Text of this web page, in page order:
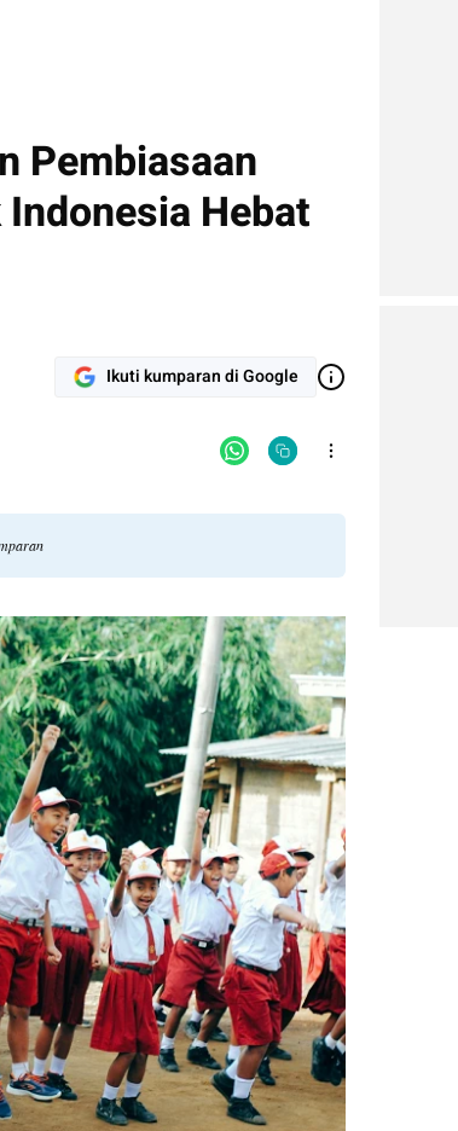
Pembiasaan
Hebat
Ikuti kumparan di Google